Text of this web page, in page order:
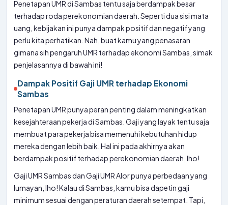
Penetapan UMR di Sambas tentu saja berdampak besar
terhadap roda perekonomian daerah. Seperti dua sisi mata
uang, kebijakan ini punya dampak positif dan negatif yang
perlu kita perhatikan. Nah, buat kamu yang penasaran
gimana sih pengaruh UMR terhadap ekonomi Sambas, simak
penjelasannya di bawah ini!
Dampak Positif Gaji UMR terhadap Ekonomi
Sambas
Penetapan UMR punya peran penting dalam meningkatkan
kesejahteraan pekerja di Sambas. Gaji yang layak tentu saja
membuat para pekerja bisa memenuhi kebutuhan hidup
mereka dengan lebih baik. Hal ini pada akhirnya akan
berdampak positif terhadap perekonomian daerah, lho!
Gaji UMR Sambas dan Gaji UMR Alor punya perbedaan yang
lumayan, lho! Kalau di Sambas, kamu bisa dapetin gaji
minimum sesuai dengan peraturan daerah setempat. Tapi,